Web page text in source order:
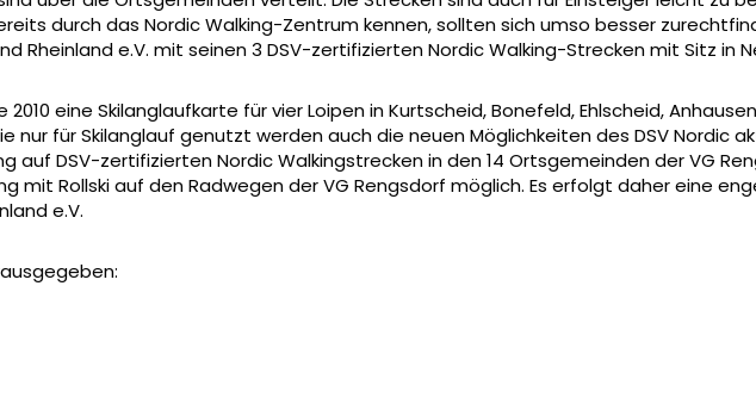
durch das Nordic Walking-Zentrum kennen, sollten sich umso besser
Rheinland e.V. mit seinen 3 DSV-zertifizierten Nordic Walking-Strecken mit Sitz
eine Skilanglaufkarte für vier Loipen in Kurtscheid, Bonefeld, Ehlscheid,
nur für Skilanglauf genutzt werden auch die neuen Möglichkeiten des DSV Nordic
auf DSV-zertifizierten Nordic Walkingstrecken in den 14 Ortsgemeinden der VG
mit Rollski auf den Radwegen der VG Rengsdorf möglich. Es erfolgt daher eine
e.V.